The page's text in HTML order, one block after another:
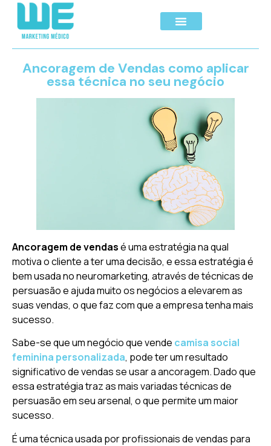
Ancoragem de Vendas como aplicar
essa técnica no seu negócio
Ancoragem de vendasé uma estratégia na qual
motiva o cliente a ter uma decisão, e essa estratégia é
bem usada no neuromarketing, através de técnicas de
persuasão e ajuda muito os negócios a elevarem as
suas vendas, o que faz com que a empresa tenha mais
sucesso.
Sabe-se que um negócio que vende camisa social
feminina personalizada, pode ter um resultado
significativo de vendas se usar a ancoragem. Dado que
essa estratégia traz as mais variadas técnicas de
persuasão em seu arsenal, o que permite um maior
sucesso.
É uma técnica usada por profissionais de vendas para